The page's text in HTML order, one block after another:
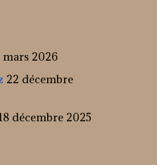
mars 2026
22 décembre
décembre 2025